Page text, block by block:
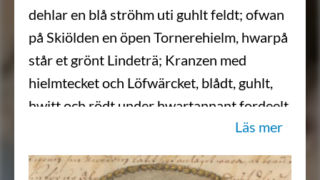
dehlar en blå ströhm uti guhlt feldt; ofwan
på Skiölden en öpen Tornerehielm, hwarpå
står et grönt Lindeträ; Kranzen med
hielmtecket och Löfwärcket, blådt, guhlt,
hwitt och rödt under hwartannant fordeelt,
aldeles som sielfwe wapnet härhooβ finnes
afmåhlat och med sine rette färgor tecknat;
…”
Läs mer